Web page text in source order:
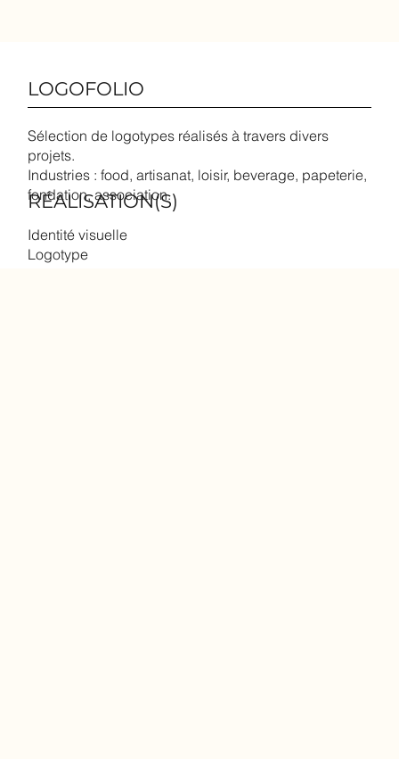
LOGOFOLIO
Sélection de logotypes réalisés à travers divers
projets.
Industries : food, artisanat, loisir, beverage, papeterie,
fondation, association.
RÉALISATION(S)
Identité visuelle
Logotype